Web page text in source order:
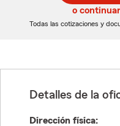
5
dígitos
5
dígitos
o
Todas las cotizaciones y
Detalles de la
Dirección física: